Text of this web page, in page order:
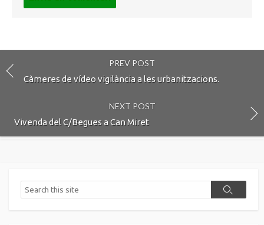
PREV POST
Càmeres de vídeo vigilància a les urbanitzacions.
NEXT POST
Vivenda del C/Begues a Can Miret
Search
Search